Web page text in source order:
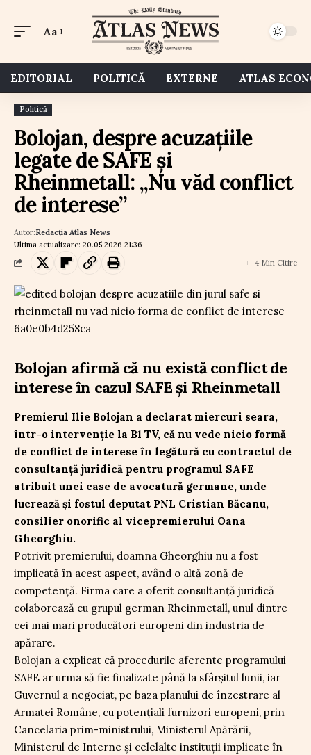
Aa
EDITORIAL POLITICĂ EXTERNE ATLAS
Politică
Bolojan, despre acuzațiile
legate de SAFE și
Rheinmetall: „Nu văd conflict
de interese”
Ultima actualizare: 20.05.2026 21:36
Autor:Redacția Atlas News
4 Min Citire
Bolojan afirmă că nu există conflict de
interese în cazul SAFE și Rheinmetall
Premierul Ilie Bolojan a declarat miercuri seara,
într-o intervenție la B1 TV, că nu vede nicio formă
de conflict de interese în legătură cu contractul de
consultanță juridică pentru programul SAFE
atribuit unei case de avocatură germane, unde
lucrează și fostul deputat PNL Cristian Băcanu,
consilier onorific al vicepremierului Oana
Gheorghiu.
Potrivit premierului, doamna Gheorghiu nu a fost
implicată în acest aspect, având o altă zonă de
competență. Firma care a oferit consultanță juridică
colaborează cu grupul german Rheinmetall, unul dintre
cei mai mari producători europeni din industria de
apărare.
Bolojan a explicat că procedurile aferente programului
SAFE ar urma să fie finalizate până la sfârșitul lunii, iar
Guvernul a negociat, pe baza planului de înzestrare al
Armatei Române, cu potențiali furnizori europeni, prin
Cancelaria prim-ministrului, Ministerul Apărării,
Ministerul de Interne și celelalte instituții implicate în